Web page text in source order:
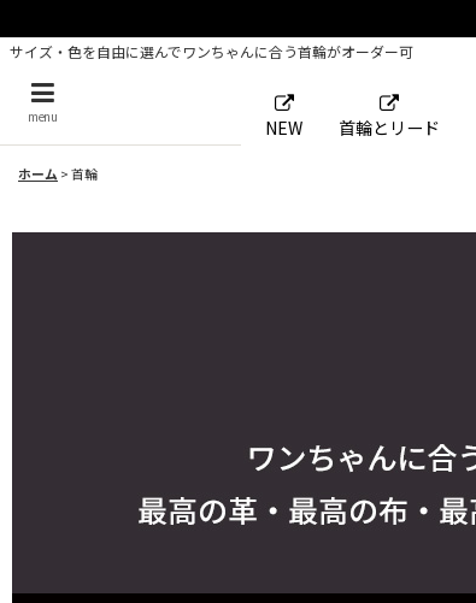
サイズ・色を自由に選んでワンちゃんに合う首輪がオーダー可
menu NEW 首輪とリード
ホーム >首輪